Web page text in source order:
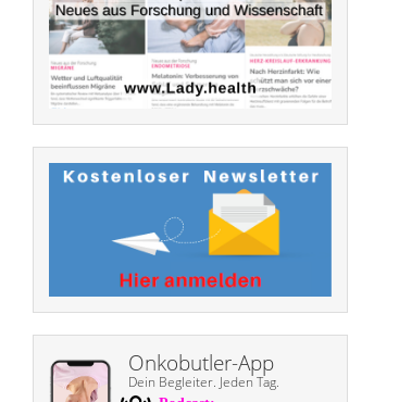
Onkobutler-App
Dein Begleiter. Jeden Tag.